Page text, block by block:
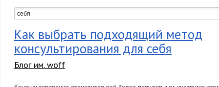
Как выбрать подходящий метод
консультирования для себя
Блог им. woff